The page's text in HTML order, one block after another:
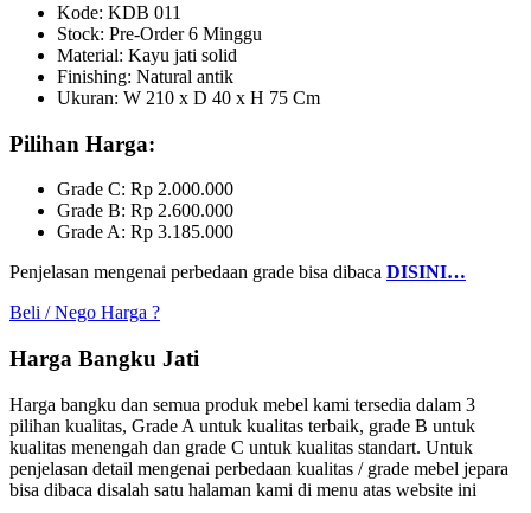
Kode: KDB 011
Stock: Pre-Order 6 Minggu
Material: Kayu jati solid
Finishing: Natural antik
Ukuran: W 210 x D 40 x H 75 Cm
Pilihan Harga:
Grade C: Rp 2.000.000
Grade B: Rp 2.600.000
Grade A: Rp 3.185.000
Penjelasan mengenai perbedaan grade bisa dibaca DISINI…
Beli / Nego Harga ?
Harga Bangku Jati
Harga bangku dan semua produk mebel kami tersedia dalam 3
pilihan kualitas, Grade A untuk kualitas terbaik, grade B untuk
kualitas menengah dan grade C untuk kualitas standart. Untuk
penjelasan detail mengenai perbedaan kualitas / grade mebel jepara
bisa dibaca disalah satu halaman kami di menu atas website ini